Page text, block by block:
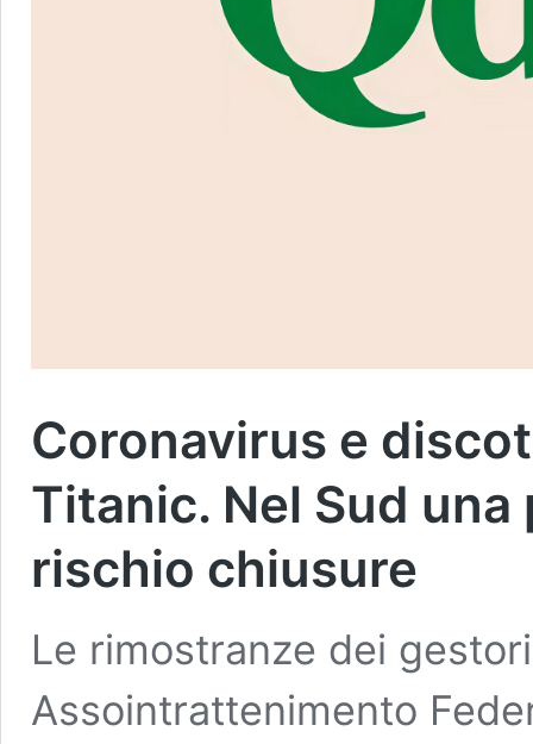
Coronavirus e
Titanic. Nel Sud
rischio chiusure
Le rimostranze dei
Assointrattenimento